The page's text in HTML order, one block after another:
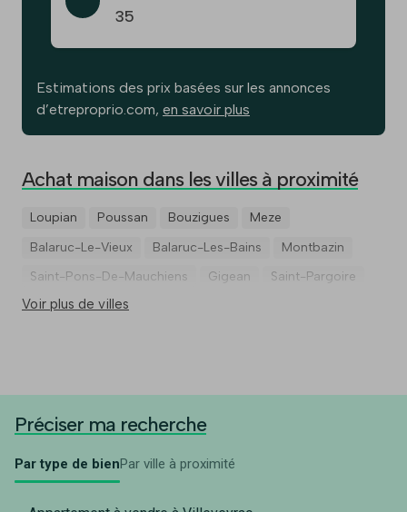
35
Estimations des prix basées sur les annonces
d’etreproprio.com, en savoir plus
Achat maison dans les villes à proximité
Loupian Poussan Bouzigues
Meze
Balaruc-Le-Vieux
Balaruc-Les-Bains
Montbazin
Saint-Pons-De-Mauchiens
Gigean Saint-Pargoire
Voir plus de villes
Préciser ma recherche
Par type de bienPar ville à proximité